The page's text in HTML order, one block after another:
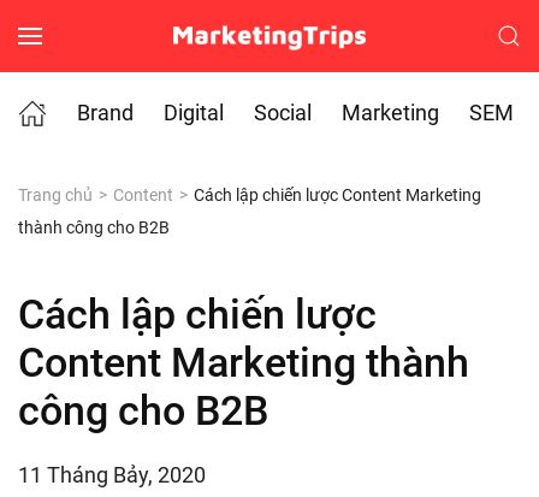
Skip to main content
Brand
Digital Social Marketing SEM
Trang chủ Content
Cách lập chiến lược Content Marketing
thành công cho B2B
Cách lập chiến lược
Content Marketing thành
công cho B2B
11 Tháng Bảy, 2020